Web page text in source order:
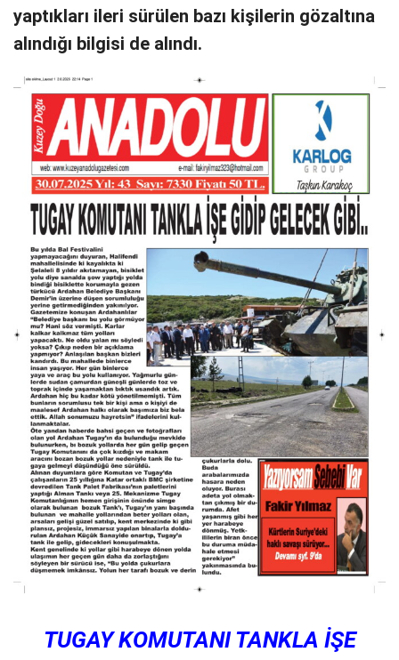
yaptıkları ileri sürülen bazı kişilerin gözaltına
alındığı bilgisi de alındı.
TUGAY KOMUTANI TANKLA İŞE